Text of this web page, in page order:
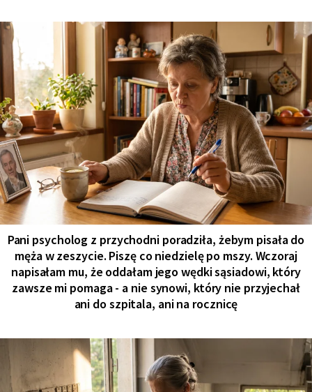
Pani psycholog z przychodni poradziła, żebym pisała do
męża w zeszycie. Piszę co niedzielę po mszy. Wczoraj
napisałam mu, że oddałam jego wędki sąsiadowi, który
zawsze mi pomaga - a nie synowi, który nie przyjechał
ani do szpitala, ani na rocznicę